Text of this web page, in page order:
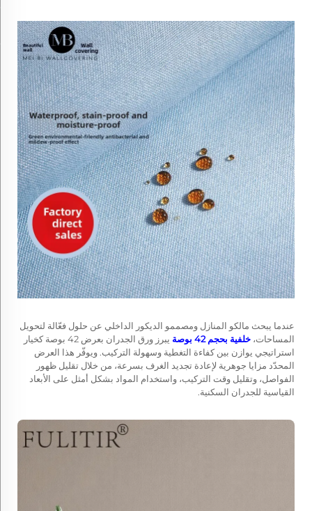
عندما يبحث مالكو المنازل ومصممو الديكور الداخلي عن حلول فعّالة لتحويل
المساحات، خلفية بحجم 42 بوصة
يبرز ورق الجدران بعرض 42 بوصة كخيار
استراتيجي يوازن بين كفاءة التغطية وسهولة التركيب. ويوفّر هذا العرض
المحدّد مزايا جوهرية لإعادة تجديد الغرف بسرعة، من خلال تقليل ظهور
الفواصل، وتقليل وقت التركيب، واستخدام المواد بشكل أمثل على الأبعاد
القياسية للجدران السكنية.